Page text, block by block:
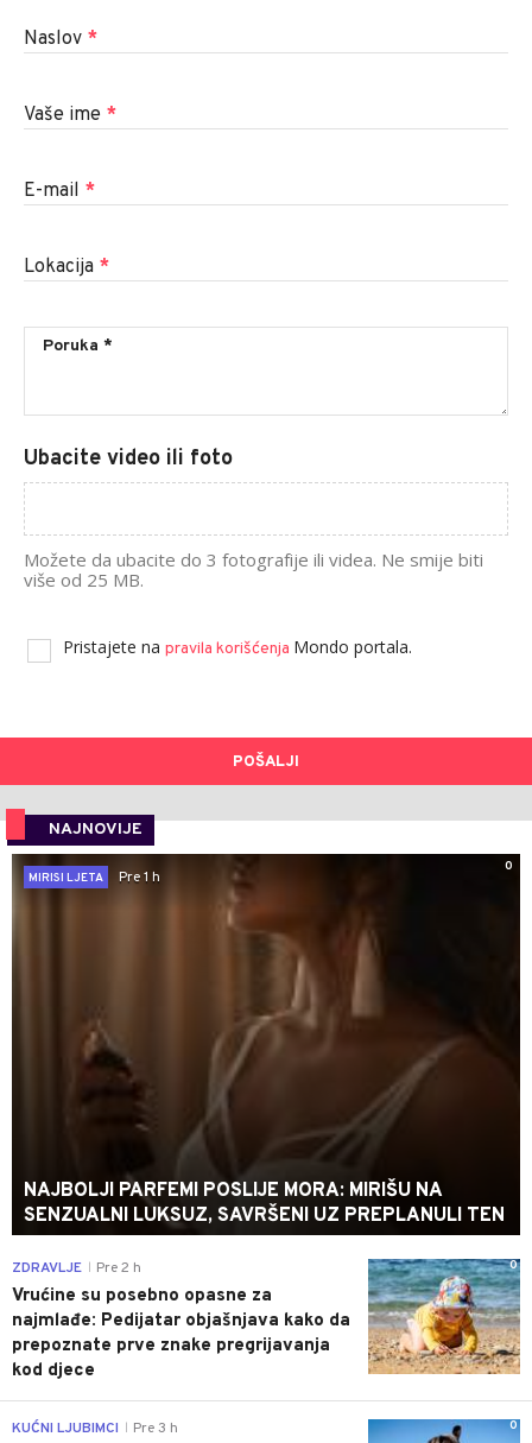
Naslov *
Vaše ime *
E-mail *
Lokacija *
Ubacite video ili foto
Možete da ubacite do 3 fotografije ili videa. Ne smije biti
više od 25 MB.
Pristajete na pravila korišćenja Mondo portala.
POŠALJI
NAJNOVIJE
0
MIRISI LJETA
Pre 1 h
NAJBOLJI PARFEMI POSLIJE MORA: MIRIŠU NA
SENZUALNI LUKSUZ, SAVRŠENI UZ PREPLANULI TEN
0
ZDRAVLJE Pre 2 h
Vrućine su posebno opasne za
najmlađe: Pedijatar objašnjava kako da
prepoznate prve znake pregrijavanja
kod djece
0
KUĆNI LJUBIMCI Pre 3 h